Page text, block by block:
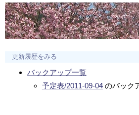
更新履歴をみる
バックアップ一覧
予定表/2011-09-04のバック